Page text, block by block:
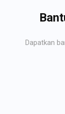
Dapatkan